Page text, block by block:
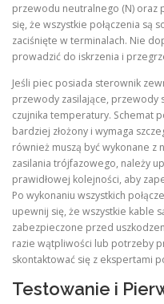
przewodu neutralnego (N) oraz
się, że wszystkie połączenia
zaciśnięte w terminalach. Nie
prowadzić do iskrzenia i
Jeśli piec posiada sterownik
przewody zasilające,
czujnika temperatury. Schemat
bardziej złożony i wymaga
również muszą być wykonane z
zasilania trójfazowego, należy
prawidłowej kolejności, aby
Po wykonaniu wszystkich
upewnij się, że wszystkie kable
zabezpieczone przed
razie wątpliwości lub potrzeby
skontaktować się z ekspertami
Testowanie i